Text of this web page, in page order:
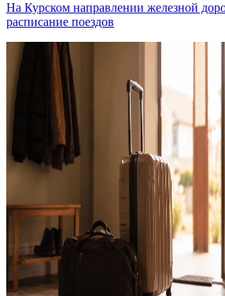
На Курском направлении железной
расписание поездов